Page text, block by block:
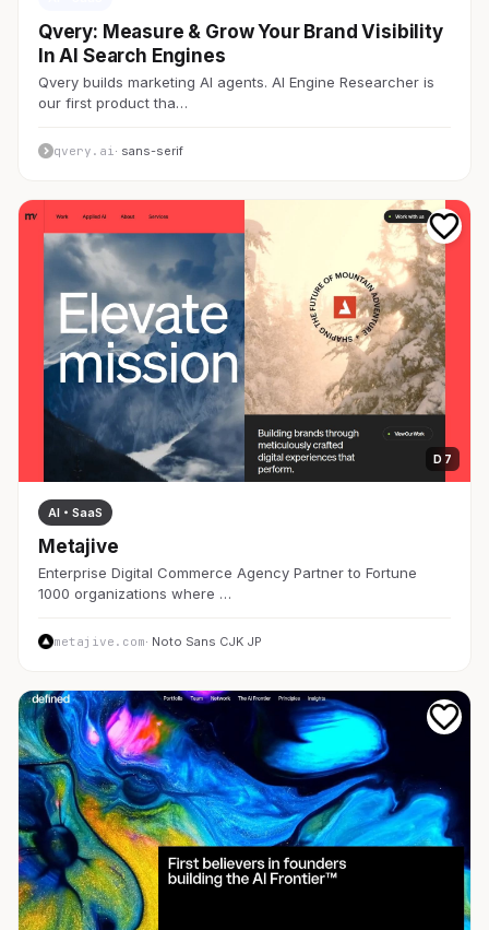
Qvery: Measure & Grow Your Brand Visibility
In AI Search Engines
Qvery builds marketing AI agents. AI Engine Researcher is
our first product tha…
qvery.ai · sans-serif
D 7
AI・SaaS
Metajive
Enterprise Digital Commerce Agency Partner to Fortune
1000 organizations where …
metajive.com· Noto Sans CJK JP